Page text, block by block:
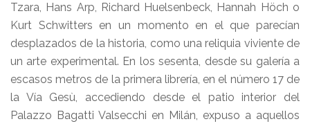
Tzara, Hans Arp, Richard Huelsenbeck, Hannah Höch o
Kurt Schwitters en un momento en el que parecían
desplazados de la historia, como una reliquia viviente de
un arte experimental. En los sesenta, desde su galería a
escasos metros de la primera librería, en el número 17 de
la Vía Gesù, accediendo desde el patio interior del
Palazzo Bagatti Valsecchi en Milán, expuso a aquellos